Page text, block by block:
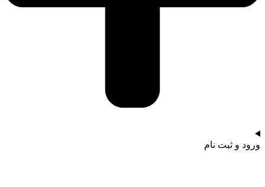
ورود و ثبت نام